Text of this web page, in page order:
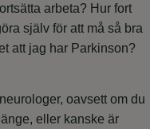
arbeta? Hur fort
själv för att må så bra
att jag har Parkinson?
oavsett om du
eller kanske är